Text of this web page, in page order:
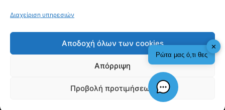
Διαχείριση υπηρεσιών
Αποδοχή όλων των cookies
Απόρριψη
Προβολή προτιμήσεων
✕
Ρώτα μας ό,τι θες